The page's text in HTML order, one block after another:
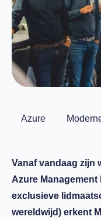
Azure
Vanaf vandaag zijn
Azure
exclusieve
wereldwijd) erkent